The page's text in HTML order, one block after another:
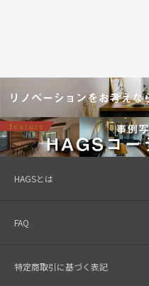
HAGSとは
FAQ
特定商取引に基づく表記